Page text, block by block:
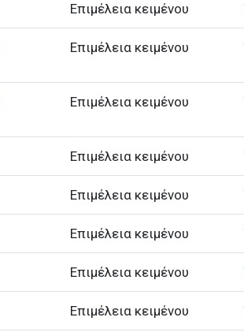
Επιμέλεια κειμένου
Επιμέλεια κειμένου
Επιμέλεια κειμένου
Επιμέλεια κειμένου
Επιμέλεια κειμένου
Επιμέλεια κειμένου
Επιμέλεια κειμένου
Επιμέλεια κειμένου